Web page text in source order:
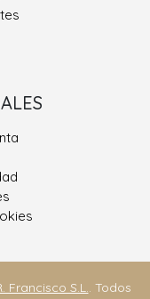
Francisco S.L.. Todos